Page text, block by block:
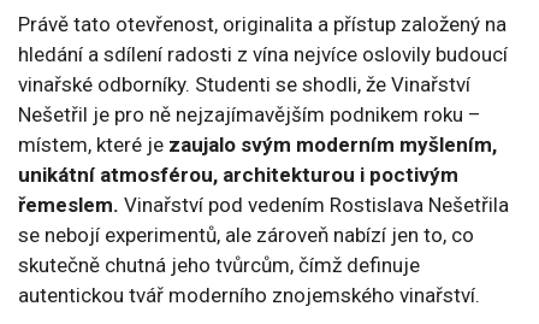
Právě tato otevřenost, originalita a přístup založený na
hledání a sdílení radosti z vína nejvíce oslovily budoucí
vinařské odborníky. Studenti se shodli, že Vinařství
Nešetřil je pro ně nejzajímavějším podnikem roku –
místem, které je zaujalo svým moderním myšlením,
unikátní atmosférou, architekturou i poctivým
řemeslem. Vinařství pod vedením Rostislava Nešetřila
se nebojí experimentů, ale zároveň nabízí jen to, co
skutečně chutná jeho tvůrcům, čímž definuje
autentickou tvář moderního znojemského vinařství.